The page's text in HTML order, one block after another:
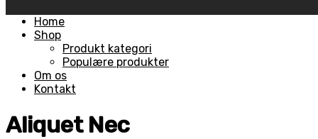
Skip
Home
Shop
Produkt kategori
Populære produkter
Om os
Kontakt
Aliquet Nec